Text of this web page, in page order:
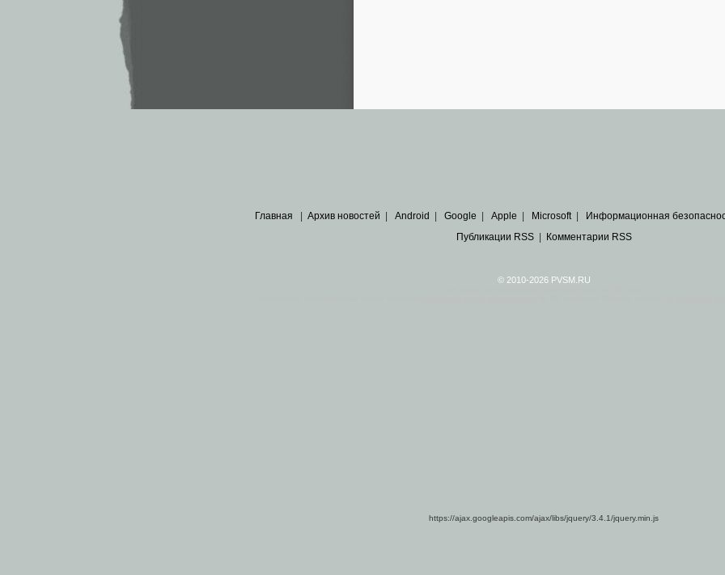
Главная Архив новостей Android Google Apple Microsoft| Информационная
Публикации RSS| Комментарии RSS
© 2010-2026 PVSM.RU
https://ajax.googleapis.com/ajax/libs/jquery/3.4.1/jquery.min.js